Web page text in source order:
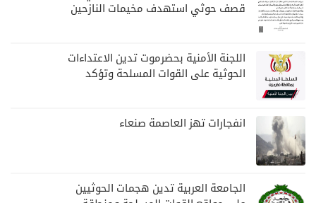
قصف حوثي استهدف مخيمات النازحين
اللجنة الأمنية بحضرموت تدين الاعتداءات
الحوثية على القوات المسلحة وتؤكد
انفجارات تهز العاصمة صنعاء
الجامعة العربية تدين هجمات الحوثيين